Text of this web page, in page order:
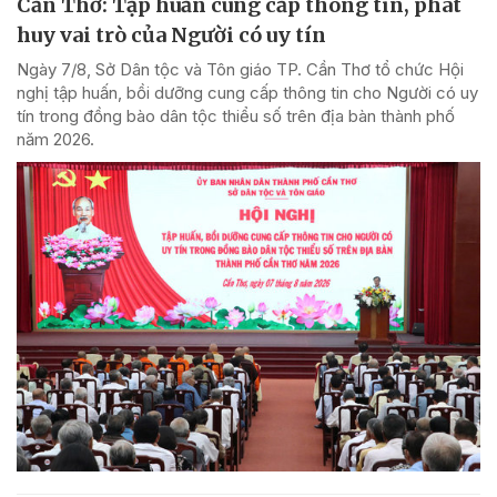
Cần Thơ: Tập huấn cung cấp thông tin, phát
huy vai trò của Người có uy tín
Ngày 7/8, Sở Dân tộc và Tôn giáo TP. Cần Thơ tổ chức Hội
nghị tập huấn, bồi dưỡng cung cấp thông tin cho Người có uy
tín trong đồng bào dân tộc thiểu số trên địa bàn thành phố
năm 2026.